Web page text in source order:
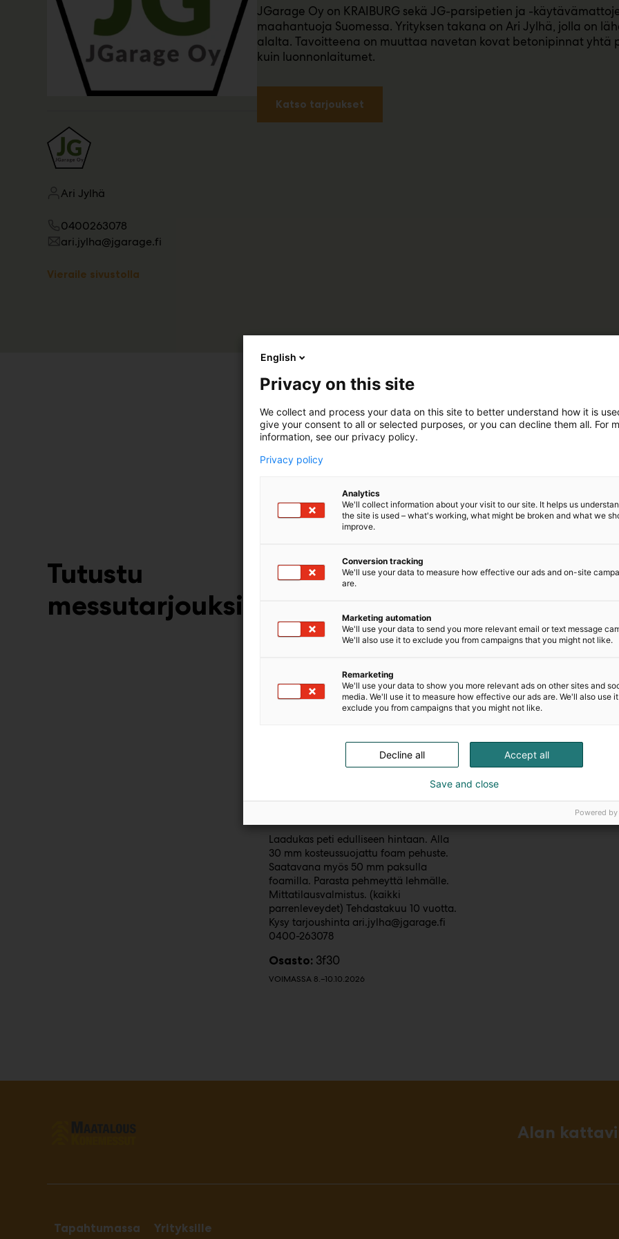
Ari Jylhä
0400263078
ari.jylha@jgarage.fi
Vieraile sivustolla
m
ä
:
JGarage Oy on KRAIBURG sekä JG-parsipetien ja -
maahantuoja Suomessa. Yrityksen takana on Ari Jylhä, jolla on
alalta. Tavoitteena on muuttaa navetan kovat betonipinnat yhtä
kuin luonnonlaitumet.
Katso tarjoukset
JG pedit ja käytävämatot ovat nyt uusi edullisempi vaihtoehto.
avoraappa tai collector käytäville. Ritilämatot lehmille ja
Tutustu
messutarjouksiin
Laadukas peti edulliseen hintaan. Alla
30 mm kosteussuojattu foam pehuste.
Saatavana myös 50 mm paksulla
foamilla. Parasta pehmeyttä lehmälle.
Mittatilausvalmistus. (kaikki
parrenleveydet) Tehdastakuu 10 vuotta.
Kysy tarjoushinta ari.jylha@jgarage.fi
0400-263078
Osasto: 3f30
VOIMASSA 8.–10.10.2026
Alan
Tapahtumassa Yrityksille
English
Privacy on this site
We collect and process your data on this site to better understand how it is
give your consent to all or selected purposes, or you can decline them all. For
information, see our privacy policy.
Privacy policy
Analytics
We'll collect information about your visit to our site. It helps us
the site is used – what's working, what might be broken and what we
improve.
Conversion tracking
We'll use your data to measure how effective our ads and on-site
are.
Marketing automation
We'll use your data to send you more relevant email or text message
We'll also use it to exclude you from campaigns that you might not like.
Remarketing
We'll use your data to show you more relevant ads on other sites and
media. We'll use it to measure how effective our ads are. We'll also use
exclude you from campaigns that you might not like.
Accept all
Decline all
Save and close
Powered by